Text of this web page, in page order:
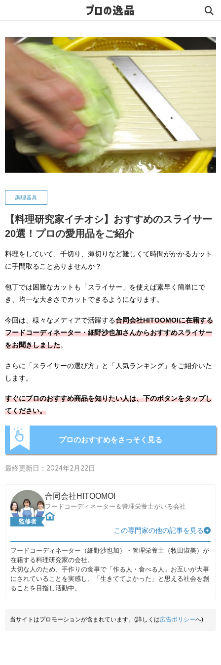
プロの逸品
調理器具
【料理研究家イチオシ】おすすめのスライサー
20選！プロの愛用品をご紹介
料理をしていて、千切り、薄切りなど難しくて時間がかかるカット
に手間取ることありませんか？
包丁では困難なカットも「スライサー」を使えば素早く簡単にで
き、均一な大きさでカットできるようになります。
今回は、様々なメディアで活躍する合同会社HITOOMOIに在籍する
フードコーディネーター・細野沙也加さんからおすすめスライサー
をお聞きしました。
さらに「スライサーの選び方」と「人気ランキング」をご紹介いた
します。
すぐにプロのおすすめ商品を知りたい人は、下のボタンをタップし
てください。
プロのおすすめをさっそく見る
最終更新日：2024年2月22日
監修者
合同会社HITOOMOI
フードコーディネーター＆管理栄養士がいる会社
この専門家の他の記事を見る
フードコーディネーター（細野沙也加）・管理栄養士（牧田淑美）が
在籍する料理研究家の会社。
大切な人のため、手作りの食事で「作る人・食べる人」お互いが大事
にされていることを実感し、「生きててよかった」と思える社会を創
ることを目指し活動中。
当サイトはプロモーションが含まれています。(詳しくは広告ポリシーへ)